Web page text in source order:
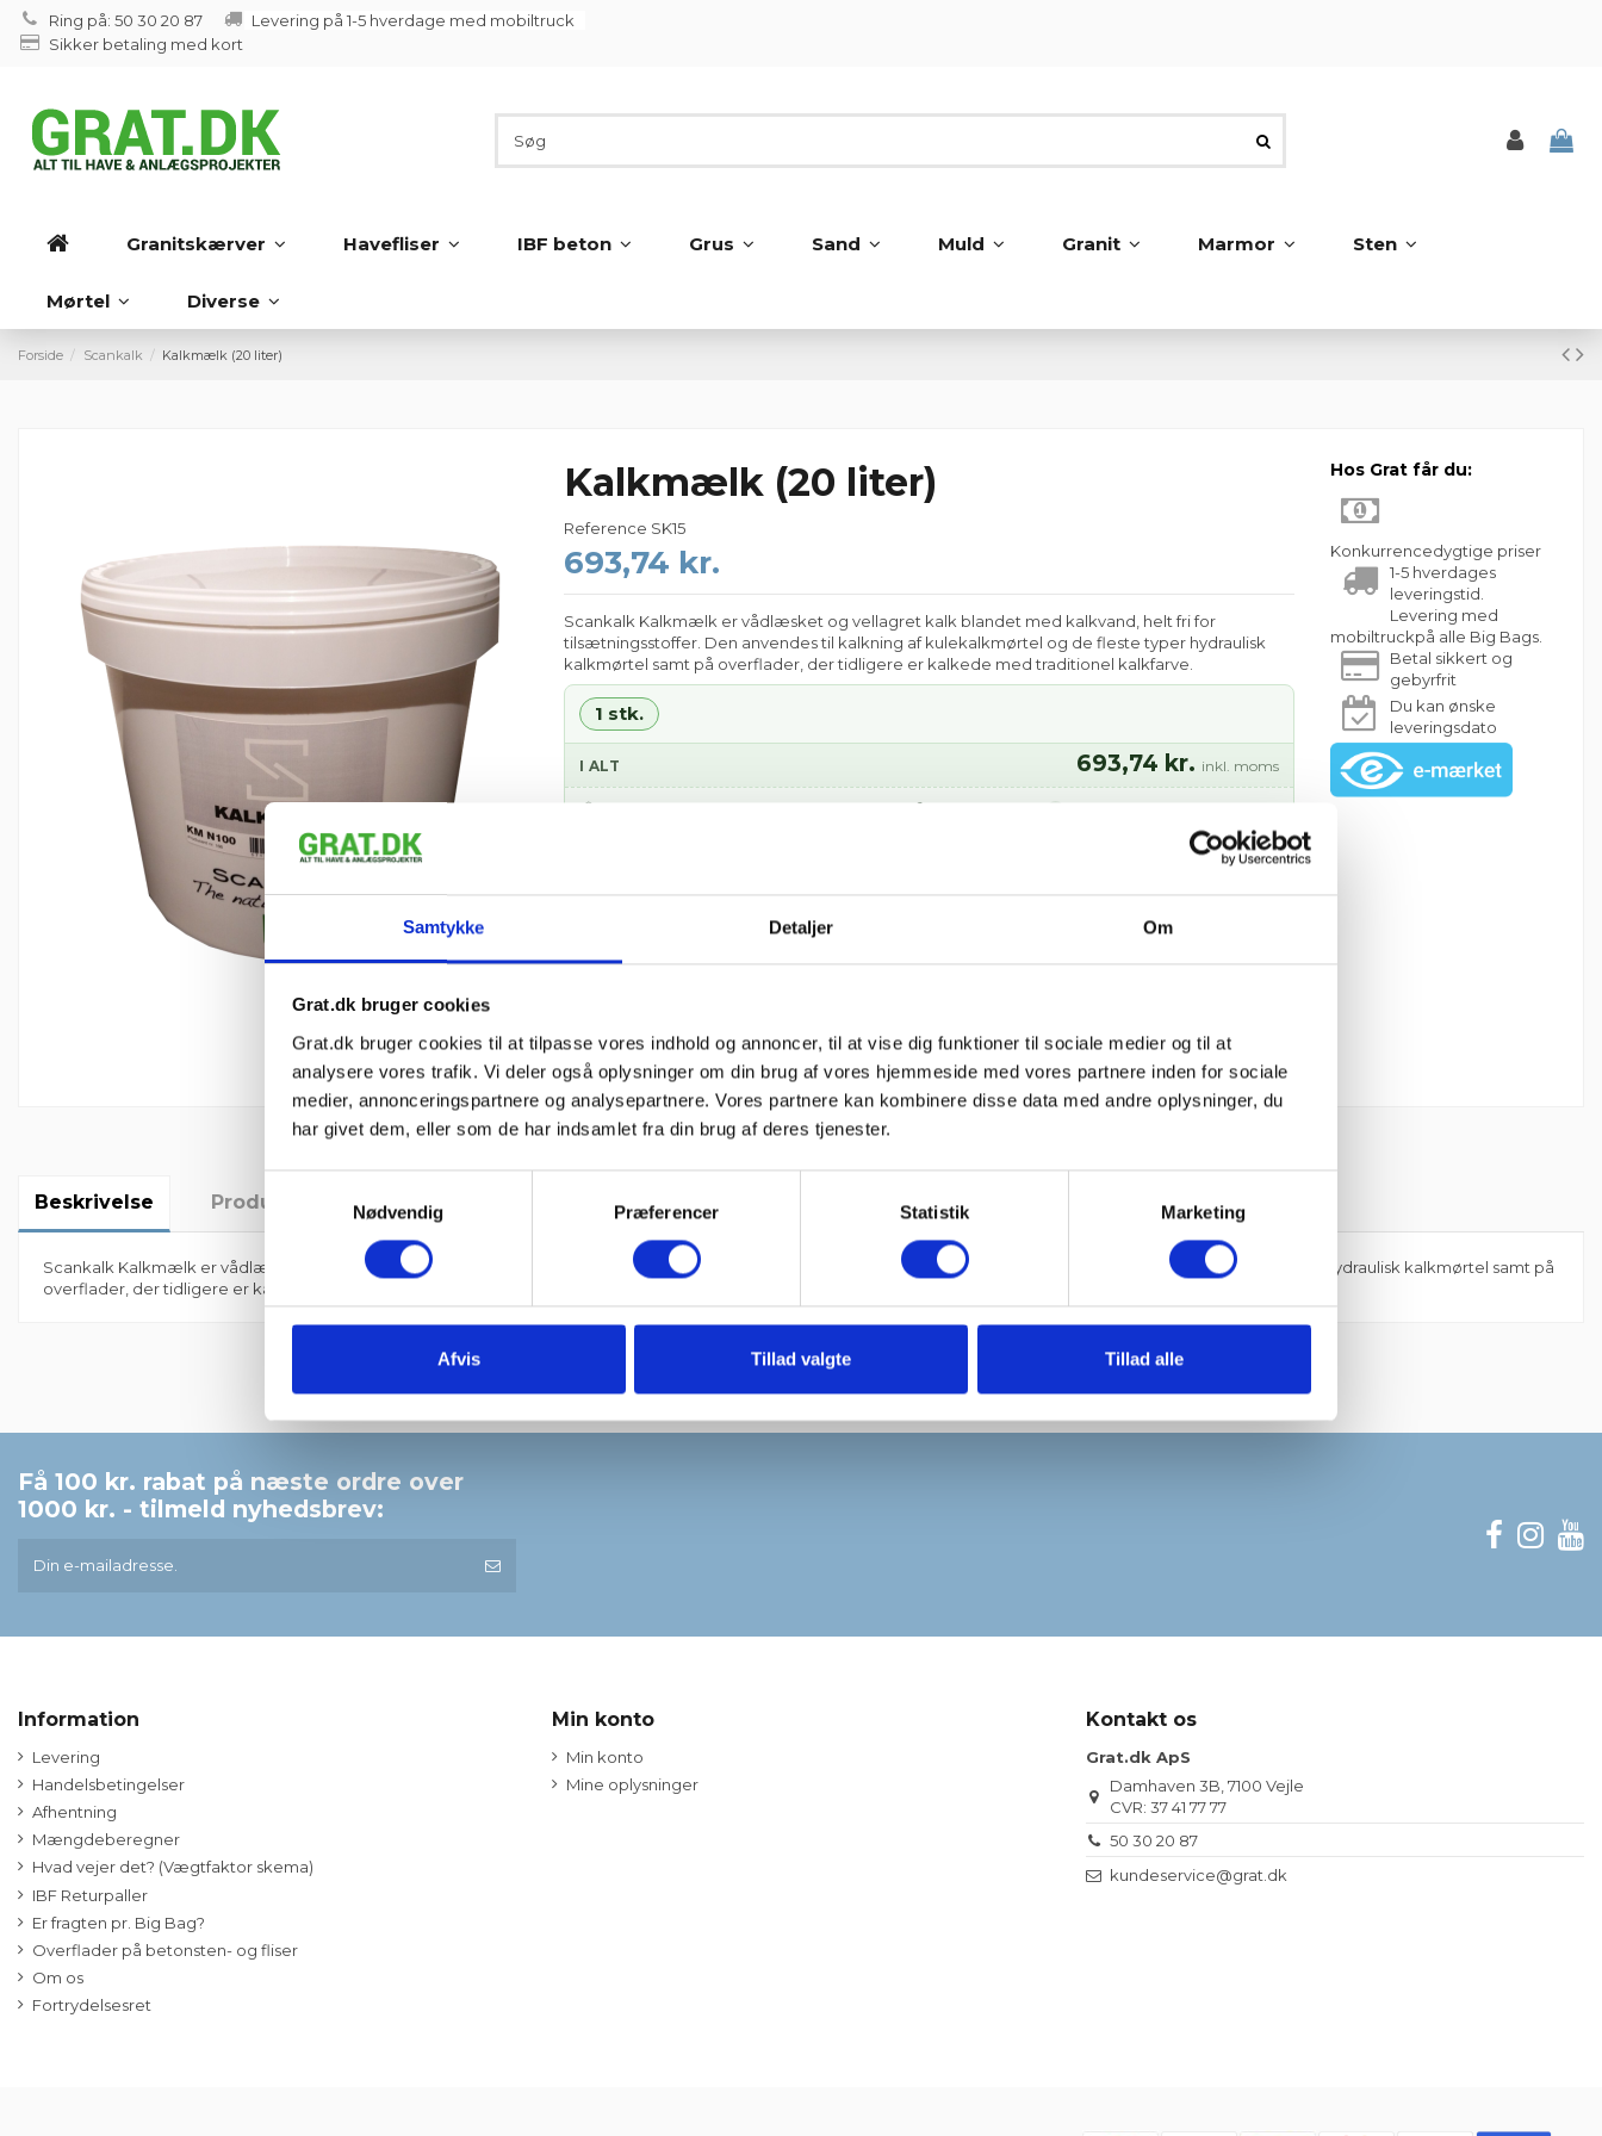
Samtykke Detaljer Om
Grat.dk bruger cookies
Grat.dk bruger cookies til at tilpasse vores indhold og annoncer, til at vise dig funktioner til sociale medier og til at
analysere vores trafik. Vi deler også oplysninger om din brug af vores hjemmeside med vores partnere inden for sociale
medier, annonceringspartnere og analysepartnere. Vores partnere kan kombinere disse data med andre oplysninger, du
har givet dem, eller som de har indsamlet fra din brug af deres tjenester.
Nødvendig
Præferencer Statistik Marketing
Afvis Tillad valgte Tillad alle
Ring på: 50 30 20 87
Levering på 1-5 hverdage med mobiltruck
Sikker betaling med kort
Granitskærver Havefliser IBF beton Grus Sand Muld Granit Marmor Sten
Mørtel Diverse
Forside Scankalk Kalkmælk (20 liter)
Kalkmælk (20 liter)
Reference SK15
693,74 kr.
Scankalk Kalkmælk er vådlæsket og vellagret kalk blandet med kalkvand, helt fri for
tilsætningsstoffer. Den anvendes til kalkning af kulekalkmørtel og de fleste typer hydraulisk
kalkmørtel samt på overflader, der tidligere er kalkede med traditionel kalkfarve.
1 stk.
I ALT 693,74 kr. inkl. moms
📦 Forventet levering: man 10. august – fre 14. august
Inkl. moms
Hos Grat får du:
Konkurrencedygtige priser
1-5 hverdages
leveringstid.
Levering med
mobiltruckpå alle Big Bags.
Betal sikkert og
gebyrfrit
Du kan ønske
leveringsdato
Beskrivelse Produktoplysninger Anmeldelser (0)
Scankalk Kalkmælk er vådlæsket og vellagret kalk blandet med kalkvand, helt fri for tilsætningsstoffer. Den anvendes til kalkning af kulekalkmørtel og de fleste typer hydraulisk kalkmørtel samt på
overflader, der tidligere er kalkede med traditionel kalkfarve.
Der er ingen anmeldelser endnu
Få 100 kr. rabat på næste ordre over
1000 kr. - tilmeld nyhedsbrev:
Information
Levering
Handelsbetingelser
Afhentning
Mængdeberegner
Hvad vejer det? (Vægtfaktor skema)
IBF Returpaller
Er fragten pr. Big Bag?
Overflader på betonsten- og fliser
Om os
Fortrydelsesret
Min konto
Min konto
Mine oplysninger
Kontakt os
Grat.dk ApS
Damhaven 3B, 7100 Vejle
CVR: 37 41 77 77
50 30 20 87
kundeservice@grat.dk